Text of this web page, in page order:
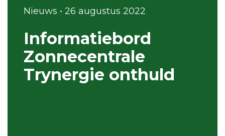
Nieuws • 26 augustus 2022
Informatiebord
Zonnecentrale
Trynergie onthuld